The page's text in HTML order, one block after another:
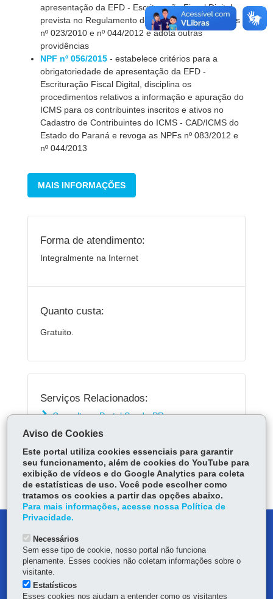
apresentação da EFD - Escrituração Fiscal Digital,
prevista no Regulamento do ICMS, revoga as NPFs
nº 023/2010 e nº 044/2012 e adota outras
providências
NPF nº 056/2015 - estabelece critérios para a
obrigatoriedade de apresentação da EFD -
Escrituração Fiscal Digital, disciplina os
procedimentos relativos a informação e apuração do
ICMS para os contribuintes inscritos e ativos no
Cadastro de Contribuintes do ICMS - CAD/ICMS do
Estado do Paraná e revoga as NPFs nº 083/2012 e
nº 044/2013
MAIS INFORMAÇÕES
Forma de atendimento:
Integralmente na Internet
Quanto custa:
Gratuito.
Serviços Relacionados:
Consultar o Portal Sped - PR
ÓRGÃO RESPONSÁVEL
DEIXE SUA OPINIÃO
MAPA DO SITE
OUVIDORIA
Aviso de Cookies
Este portal utiliza cookies essenciais para garantir
seu funcionamento, além de cookies do YouTube para
exibição de vídeos e do Google Analytics para coleta
de estatísticas de uso. Você pode escolher como
tratamos os cookies a partir das opções abaixo.
Para mais informações, acesse nossa Política de
Privacidade.
Necessários
Sem esse tipo de cookie, nosso portal não funciona
plenamente. Esses cookies não coletam informações sobre o
visitante.
Estatísticos
Esses cookies nos ajudam a entender como os visitantes